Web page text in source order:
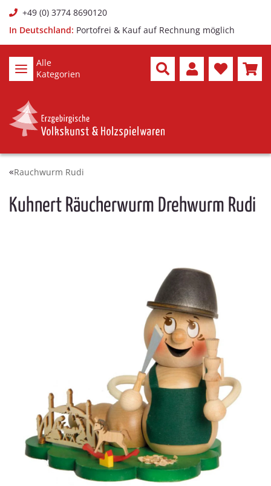
+49 (0) 3774 8690120
In Deutschland: Portofrei & Kauf auf Rechnung möglich
Alle
Kategorien
Rauchwurm Rudi
Kuhnert Räucherwurm Drehwurm Rudi